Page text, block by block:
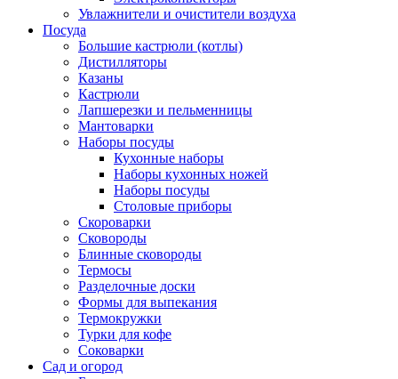
Увлажнители и очистители воздуха
Посуда
Большие кастрюли (котлы)
Дистилляторы
Казаны
Кастрюли
Лапшерезки и пельменницы
Мантоварки
Наборы посуды
Кухонные наборы
Наборы кухонных ножей
Наборы посуды
Столовые приборы
Скороварки
Сковороды
Блинные сковороды
Термосы
Разделочные доски
Формы для выпекания
Термокружки
Турки для кофе
Соковарки
Сад и огород